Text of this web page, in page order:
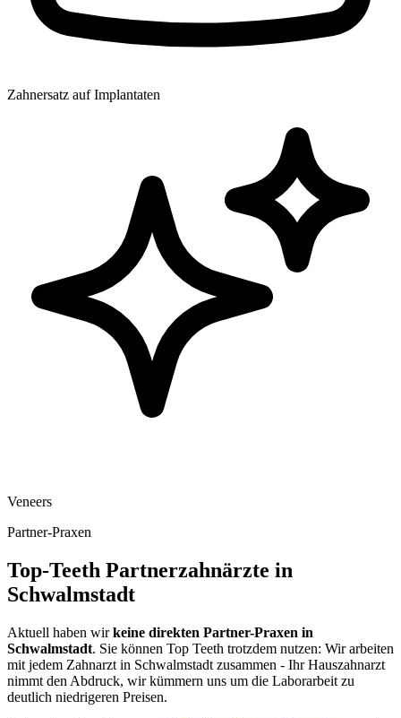
Zahnersatz auf Implantaten
Veneers
Partner-Praxen
Top-Teeth Partnerzahnärzte in
Schwalmstadt
Aktuell haben wirkeine direkten Partner-Praxen in
Schwalmstadt. Sie können Top Teeth trotzdem nutzen: Wir arbeiten
mit jedem Zahnarzt in Schwalmstadt zusammen - Ihr Hauszahnarzt
nimmt den Abdruck, wir kümmern uns um die Laborarbeit zu
deutlich niedrigeren Preisen.